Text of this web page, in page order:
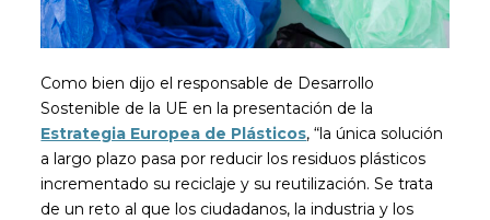
Como bien dijo el responsable de Desarrollo
Sostenible de la UE en la presentación de la
Estrategia Europea de Plásticos, “la única solución
a largo plazo pasa por reducir los residuos plásticos
incrementado su reciclaje y su reutilización. Se trata
de un reto al que los ciudadanos, la industria y los